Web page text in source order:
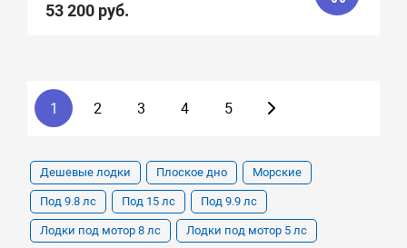
53 200 руб.
1 2 3 4 5
Дешевые лодки Плоское дно Морские
Под 9.8 лс Под 15 лс Под 9.9 лс
Лодки под мотор 8 лс Лодки под мотор 5 лс